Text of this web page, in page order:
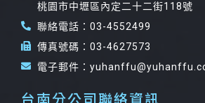
桃園市中壢區內定二十二街118號
聯絡電話：03-4552499
傳真號碼：03-4627573
電子郵件：
台南分公司聯絡資訊